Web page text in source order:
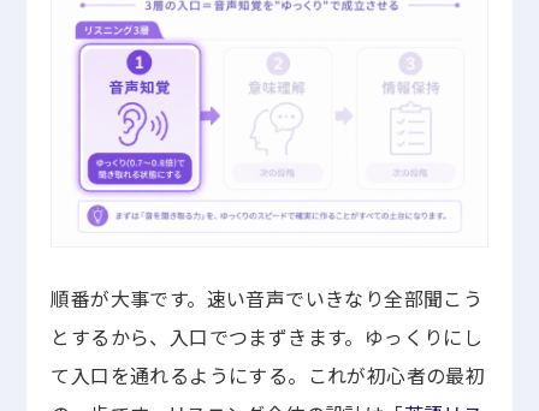
順番が大事です。速い音声でいきなり全部聞こう
とするから、入口でつまずきます。ゆっくりにし
て入口を通れるようにする。これが初心者の最初